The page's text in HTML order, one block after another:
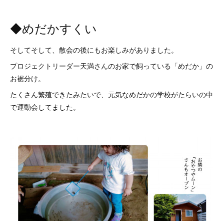
◆めだかすくい
そしてそして、散会の後にもお楽しみがありました。
プロジェクトリーダー天満さんのお家で飼っている「めだか」の
お裾分け。
たくさん繁殖できたみたいで、元気なめだかの学校がたらいの中
で運動会してました。